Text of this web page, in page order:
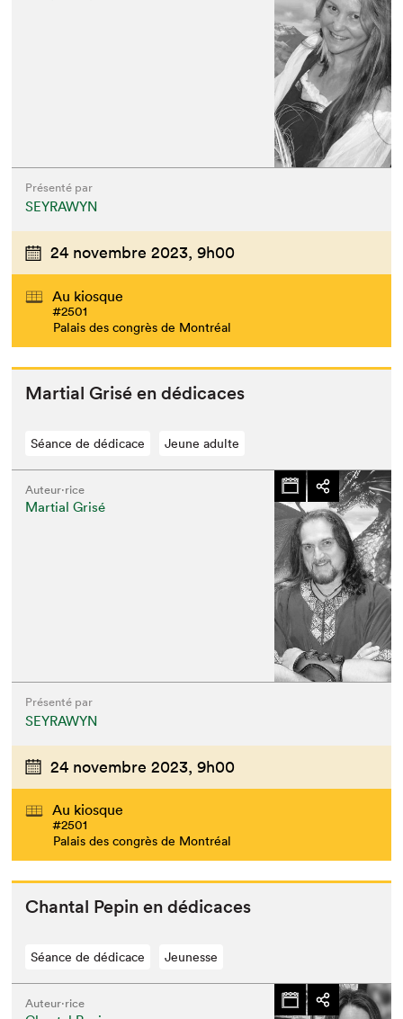
Présenté par
SEYRAWYN
24 novembre 2023, 9h00
Au kiosque
#2501
Palais des congrès de Montréal
Mar­tial Grisé en dédicaces
Séance de dédicace Jeune adulte
Auteur·rice
Martial Grisé
Présenté par
SEYRAWYN
24 novembre 2023, 9h00
Au kiosque
#2501
Palais des congrès de Montréal
Chan­tal Pepin en dédicaces
Séance de dédicace Jeunesse
Auteur·rice